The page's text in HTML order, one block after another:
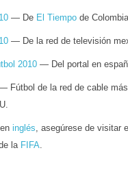
— De El Tiempo de
— De la red de televisión
2010 — Del portal en
Fútbol de la red de cable
inglés, asegúrese de visitar
la FIFA.